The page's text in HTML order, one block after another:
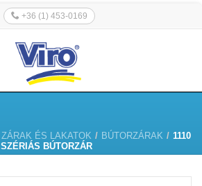
+36 (1) 453-0169
ZÁRAK ÉS LAKATOK / BÚTORZÁRAK / 1110
SZÉRIÁS BÚTORZÁR